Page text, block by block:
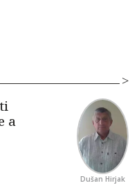
Dušan Hirjak